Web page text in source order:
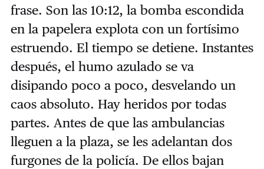
frase. Son las 10:12, la bomba escondida
en la papelera explota con un fortísimo
estruendo. El tiempo se detiene. Instantes
después, el humo azulado se va
disipando poco a poco, desvelando un
caos absoluto. Hay heridos por todas
partes. Antes de que las ambulancias
lleguen a la plaza, se les adelantan dos
furgones de la policía. De ellos bajan